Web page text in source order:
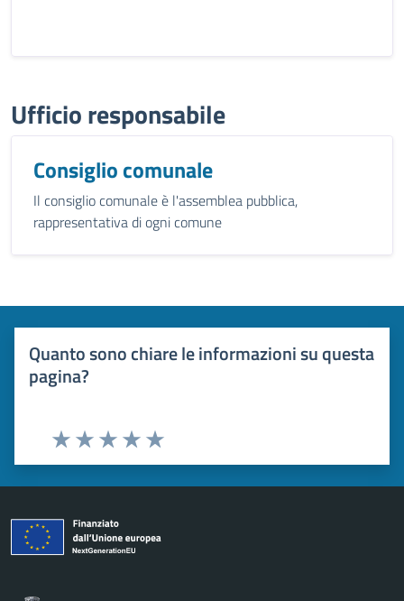
Ufficio responsabile
Consiglio comunale
Il consiglio comunale è l'assemblea pubblica,
rappresentativa di ogni comune
Quanto sono chiare le informazioni su questa
pagina?
Valuta 5 stelle su 5
Valuta 4 stelle su 5
Valuta 3 stelle su 5
Valuta 2 stelle su 5
Valuta 1 stelle su 5